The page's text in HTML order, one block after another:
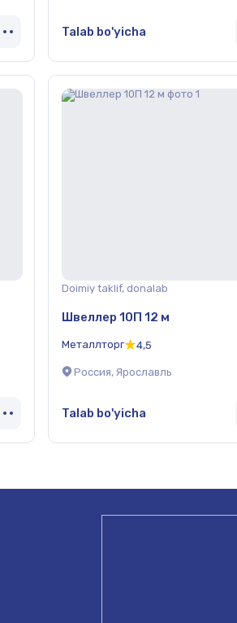
Talab bo'yicha
Doimiy taklif, donalab
Швеллер 10П 12 м
Металлторг 4,5
Россия, Ярославль
Talab bo'yicha